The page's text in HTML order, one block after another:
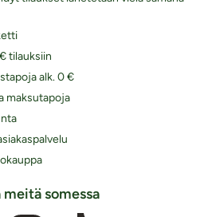
tilauksiin
alk. 0 €
maksutapoja
meitä somessa